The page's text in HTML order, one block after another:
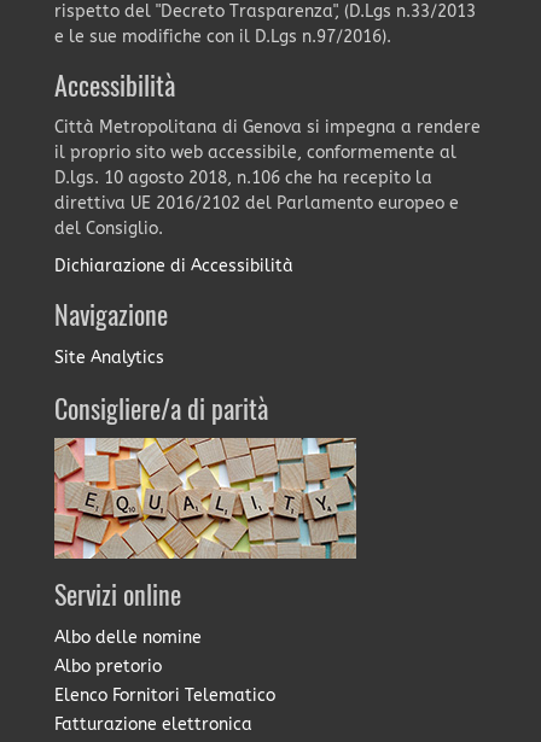
rispetto del "Decreto Trasparenza", (D.Lgs n.33/2013
e le sue modifiche con il D.Lgs n.97/2016).
Accessibilità
Città Metropolitana di Genova si impegna a rendere
il proprio sito web accessibile, conformemente al
D.lgs. 10 agosto 2018, n.106 che ha recepito la
direttiva UE 2016/2102 del Parlamento europeo e
del Consiglio.
Dichiarazione di Accessibilità
Navigazione
Site Analytics
Consigliere/a di parità
Servizi online
Albo delle nomine
Albo pretorio
Elenco Fornitori Telematico
Fatturazione elettronica